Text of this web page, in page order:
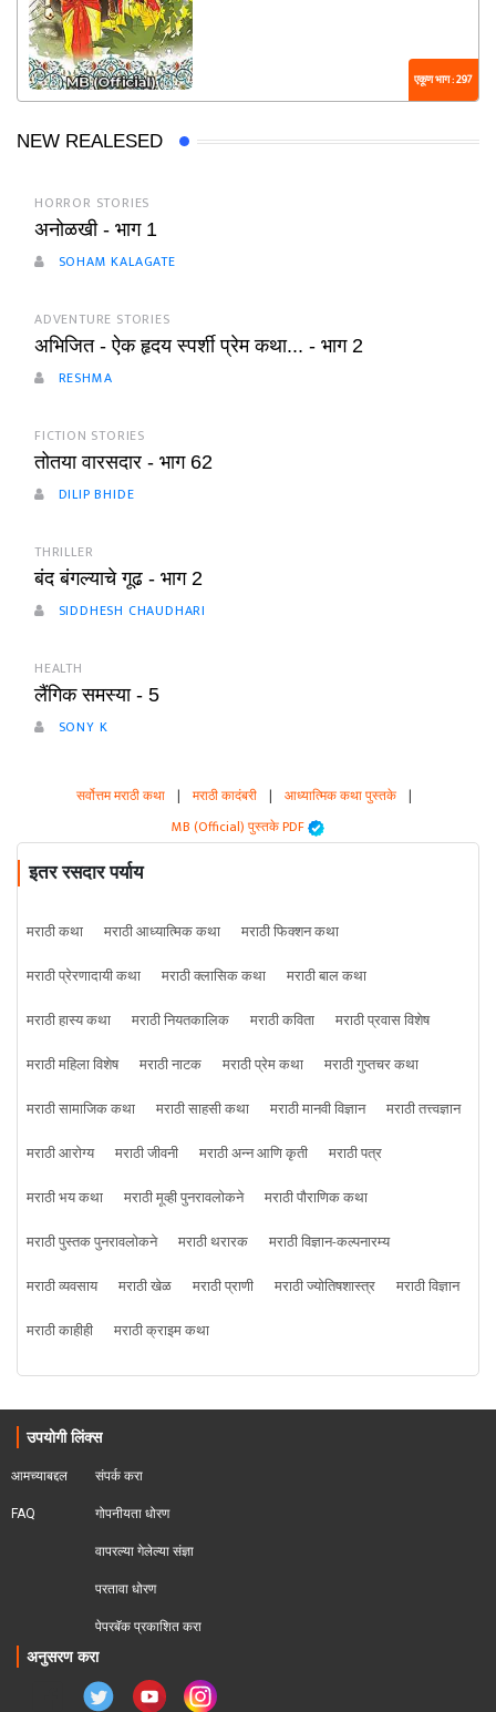
एकूण भाग : 297
NEW REALESED
HORROR STORIES
अनोळखी - भाग 1
SOHAM KALAGATE
ADVENTURE STORIES
अभिजित - ऐक हृदय स्पर्शी प्रेम कथा... - भाग 2
RESHMA
FICTION STORIES
तोतया वारसदार - भाग 62
DILIP BHIDE
THRILLER
बंद बंगल्याचे गूढ - भाग 2
SIDDHESH CHAUDHARI
HEALTH
लैंगिक समस्या - 5
SONY K
सर्वोत्तम मराठी कथा | मराठी कादंबरी | आध्यात्मिक कथा पुस्तके |
MB (Official) पुस्तके PDF
इतर रसदार पर्याय
मराठी कथा मराठी आध्यात्मिक कथा
मराठी फिक्शन कथा
मराठी प्रेरणादायी कथा
मराठी क्लासिक कथा
मराठी बाल कथा
मराठी हास्य कथा
मराठी नियतकालिक मराठी कविता
मराठी प्रवास विशेष
मराठी महिला विशेष
मराठी नाटक मराठी प्रेम कथा
मराठी गुप्तचर कथा
मराठी सामाजिक कथा
मराठी साहसी कथा मराठी मानवी विज्ञान
मराठी तत्त्वज्ञान
मराठी आरोग्य
मराठी जीवनी मराठी अन्न आणि कृती
मराठी पत्र
मराठी भय कथा
मराठी मूव्ही पुनरावलोकने
मराठी पौराणिक कथा
मराठी पुस्तक पुनरावलोकने
मराठी थरारक
मराठी विज्ञान-कल्पनारम्य
मराठी व्यवसाय
मराठी खेळ मराठी प्राणी मराठी ज्योतिषशास्त्र
मराठी विज्ञान
मराठी काहीही
मराठी क्राइम कथा
उपयोगी लिंक्स
आमच्याबद्दल
FAQ
संपर्क करा
गोपनीयता धोरण
वापरल्या गेलेल्या संज्ञा
परतावा धोरण
पेपरबॅक प्रकाशित करा
अनुसरण करा